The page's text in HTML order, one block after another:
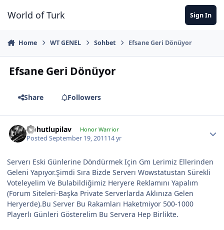
World of Turk Sign In
Home WT GENEL Sohbet Efsane Geri Dönüyor
Efsane Geri Dönüyor
Share Followers
Nohutlupilav Honor Warrior
PostedSeptember 19, 201114 yr
Serverı Eski Günlerine Döndürmek Için Gm Lerimiz Ellerinden
Geleni Yapıyor.Şimdi Sıra Bizde Serverı Wowstatustan Sürekli
Voteleyelim Ve Bulabildiğimiz Heryere Reklamını Yapalım
(Forum Siteleri-Başka Private Serverlarda Aklınıza Gelen
Heryerde).Bu Server Bu Rakamları Haketmiyor 500-1000
Playerlı Günleri Gösterelim Bu Servera Hep Birlikte.